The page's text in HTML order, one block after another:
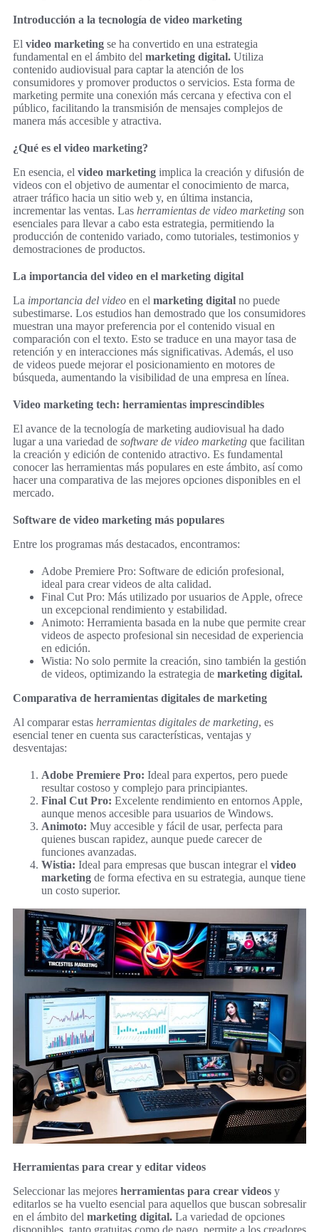
Introducción a la tecnología de video marketing
El video marketing se ha convertido en una estrategia
fundamental en el ámbito del marketing digital. Utiliza
contenido audiovisual para captar la atención de los
consumidores y promover productos o servicios. Esta forma de
marketing permite una conexión más cercana y efectiva con el
público, facilitando la transmisión de mensajes complejos de
manera más accesible y atractiva.
¿Qué es el video marketing?
En esencia, el video marketing implica la creación y difusión de
videos con el objetivo de aumentar el conocimiento de marca,
atraer tráfico hacia un sitio web y, en última instancia,
incrementar las ventas. Las herramientas de video marketing son
esenciales para llevar a cabo esta estrategia, permitiendo la
producción de contenido variado, como tutoriales, testimonios y
demostraciones de productos.
La importancia del video en el marketing digital
La importancia del video en el marketing digital no puede
subestimarse. Los estudios han demostrado que los consumidores
muestran una mayor preferencia por el contenido visual en
comparación con el texto. Esto se traduce en una mayor tasa de
retención y en interacciones más significativas. Además, el uso
de videos puede mejorar el posicionamiento en motores de
búsqueda, aumentando la visibilidad de una empresa en línea.
Video marketing tech: herramientas imprescindibles
El avance de la tecnología de marketing audiovisual ha dado
lugar a una variedad de software de video marketing que facilitan
la creación y edición de contenido atractivo. Es fundamental
conocer las herramientas más populares en este ámbito, así como
hacer una comparativa de las mejores opciones disponibles en el
mercado.
Software de video marketing más populares
Entre los programas más destacados, encontramos:
Adobe Premiere Pro: Software de edición profesional,
ideal para crear videos de alta calidad.
Final Cut Pro: Más utilizado por usuarios de Apple, ofrece
un excepcional rendimiento y estabilidad.
Animoto: Herramienta basada en la nube que permite crear
videos de aspecto profesional sin necesidad de experiencia
en edición.
Wistia: No solo permite la creación, sino también la gestión
de videos, optimizando la estrategia de marketing digital.
Comparativa de herramientas digitales de marketing
Al comparar estas herramientas digitales de marketing, es
esencial tener en cuenta sus características, ventajas y
desventajas:
Adobe Premiere Pro: Ideal para expertos, pero puede
resultar costoso y complejo para principiantes.
Final Cut Pro: Excelente rendimiento en entornos Apple,
aunque menos accesible para usuarios de Windows.
Animoto: Muy accesible y fácil de usar, perfecta para
quienes buscan rapidez, aunque puede carecer de
funciones avanzadas.
Wistia: Ideal para empresas que buscan integrar el video
marketing de forma efectiva en su estrategia, aunque tiene
un costo superior.
Herramientas para crear y editar videos
Seleccionar las mejores herramientas para crear videos y
editarlos se ha vuelto esencial para aquellos que buscan sobresalir
en el ámbito del marketing digital. La variedad de opciones
disponibles, tanto gratuitas como de pago, permite a los creadores